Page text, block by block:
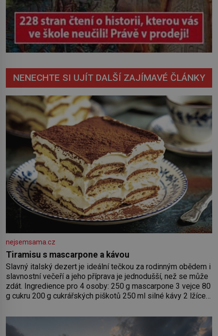
NENECHTE SI UJÍT DALŠÍ ZAJÍMAVÉ ČLÁNKY
nejsemsama.cz
Tiramisu s mascarpone a kávou
Slavný italský dezert je ideální tečkou za rodinným obědem i
slavnostní večeří a jeho příprava je jednodušší, než se může
zdát. Ingredience pro 4 osoby: 250 g mascarpone 3 vejce 80
g cukru 200 g cukrářských piškotů 250 ml silné kávy 2 lžíce
bílků. Žloutky vyšlehejte s cukrem do světlé pěny a postupně
do nich vmíchejte mascarpone, aby vznikl hladký